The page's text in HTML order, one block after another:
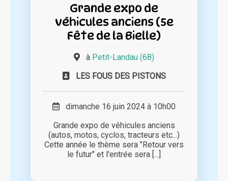
Grande expo de
véhicules anciens (5e
Fête de la Bielle)
à Petit-Landau (68)
LES FOUS DES PISTONS
dimanche 16 juin 2024 à 10h00
Grande expo de véhicules anciens
(autos, motos, cyclos, tracteurs etc...)
Cette année le thème sera "Retour vers
le futur" et l'entrée sera [...]